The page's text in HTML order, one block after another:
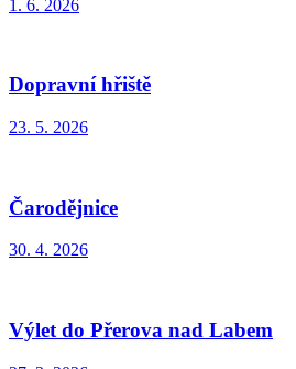
1. 6. 2026
Dopravní hřiště
23. 5. 2026
Čarodějnice
30. 4. 2026
Výlet do Přerova nad Labem